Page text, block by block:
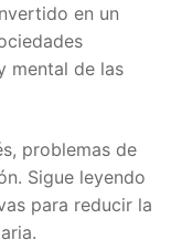
en un
mental de las
problemas de
Sigue leyendo
para reducir la